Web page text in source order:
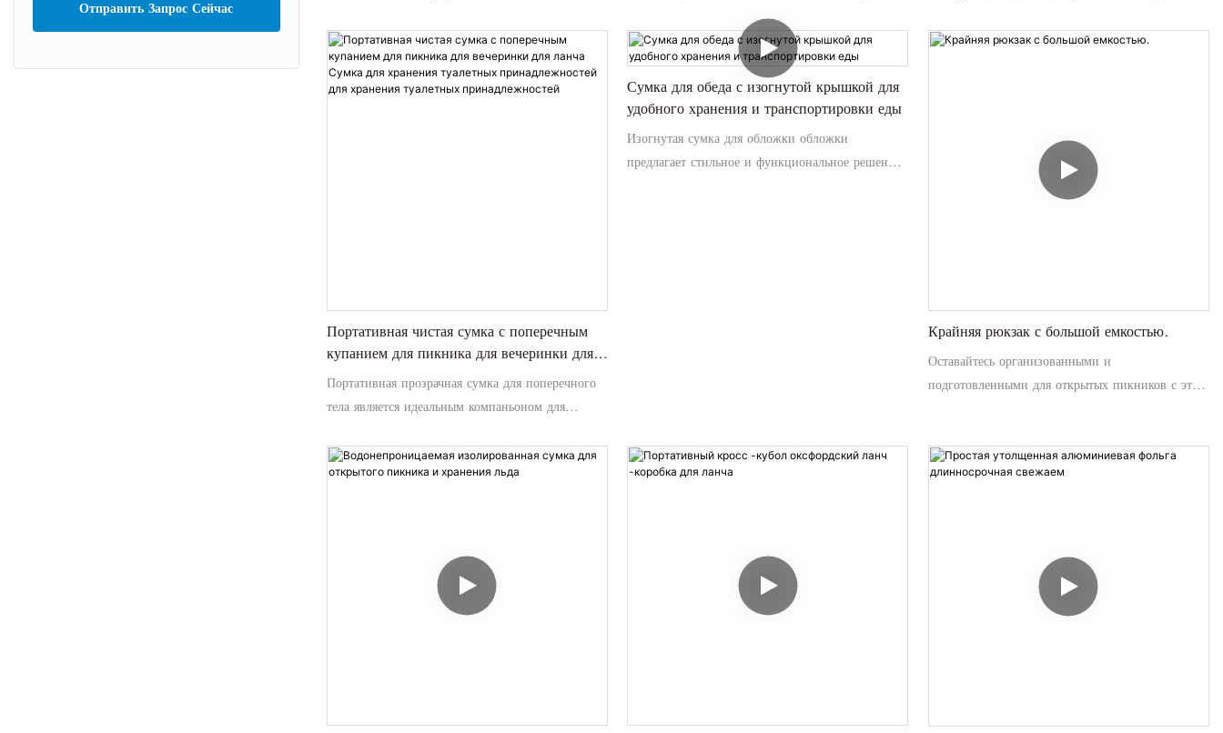
Отправить Запрос Сейчас
изоляции. Он имеет портативную конструкцию с
плечевым ремнем и может также использоваться
как мешок для льда, чтобы сохранять еду свежей
входит отдельная сумка для ланча и пакет со
свежим льдом, чтобы сохранить еду и напитки
холодными в пути.
ваших блюд. Благодаря своей изолированной
Портативная чистая сумка с поперечным
купанием для пикника для вечеринки для
ланча Сумка для хранения туалетных
Портативная прозрачная сумка для поперечного
тела является идеальным компаньоном для
стильное и практическое решение для переноса
ваших предметов первой необходимости. С его
принадлежности, что делает его идеальным для
Сумка для обеда с изогнутой крышкой для
удобного хранения и транспортировки еды
Изогнутая сумка для обложки обложки
предлагает стильное и функциональное решение
Крайняя рюкзак с большой емкостью.
Оставайтесь организованными и
подготовленными для открытых пикников с этим
напитки прохладной. Удобные отсеки для
хранения и прочный дизайн делают его